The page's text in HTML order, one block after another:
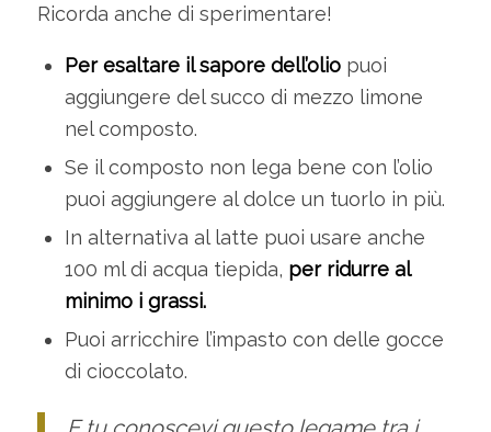
Ricorda anche di sperimentare!
Per esaltare il sapore dell’oliopuoi
aggiungere del succo di mezzo limone
nel composto.
Se il composto non lega bene con l’olio
puoi aggiungere al dolce un tuorlo in più.
In alternativa al latte puoi usare anche
100 ml di acqua tiepida, per ridurre al
minimo i grassi.
Puoi arricchire l’impasto con delle gocce
di cioccolato.